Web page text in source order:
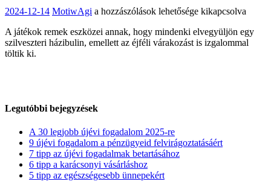
2024-12-14 MotiwAgi 10
szilveszteri
játék
a hozzászólások lehetősége kikapcsolva
A játékok remek eszközei annak, hogy mindenki elvegyüljön egy
szilveszteri házibulin, emellett az éjféli várakozást is izgalommal
töltik ki.
Legutóbbi bejegyzések
A 30 legjobb újévi fogadalom 2025-re
9 újévi fogadalom a pénzügyeid felvirágoztatásáért
7 tipp az újévi fogadalmak betartásához
6 tipp a karácsonyi vásárláshoz
5 tipp az egészségesebb ünnepekért